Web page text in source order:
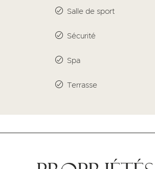
Salle de sport
Sécurité
Spa
Terrasse